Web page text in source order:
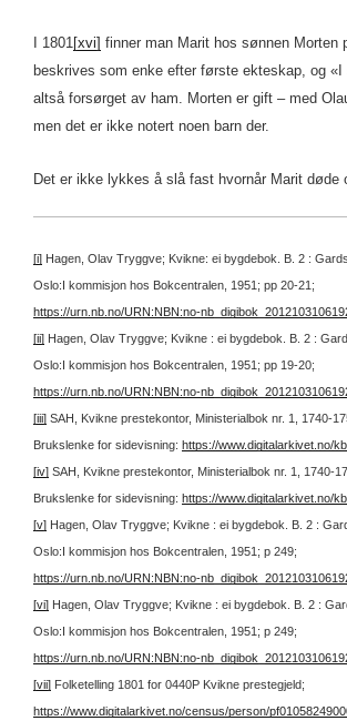
I 1801[xvi] finner man Marit hos sønnen Morten
beskrives som enke efter første ekteskap, og «I
altså forsørget av ham. Morten er gift – med
men det er ikke notert noen barn der.
Det er ikke lykkes å slå fast hvornår Marit døde
[i] Hagen, Olav Tryggve; Kvikne: ei bygdebok. B. 2 :
Oslo:I kommisjon hos Bokcentralen, 1951; pp 20-21;
https://urn.nb.no/URN:NBN:no-
[ii] Hagen, Olav Tryggve; Kvikne : ei bygdebok. B. 2 :
Oslo:I kommisjon hos Bokcentralen, 1951; pp 19-20;
https://urn.nb.no/URN:NBN:no-
[iii] SAH, Kvikne prestekontor, Ministerialbok nr. 1, 1740-
Brukslenke for sidevisning: https://www.digitalarkivet.no/
[iv] SAH, Kvikne prestekontor, Ministerialbok nr. 1, 1740-
Brukslenke for sidevisning: https://www.digitalarkivet.no/
[v] Hagen, Olav Tryggve; Kvikne : ei bygdebok. B. 2 :
Oslo:I kommisjon hos Bokcentralen, 1951; p 249;
https://urn.nb.no/URN:NBN:no-
[vi] Hagen, Olav Tryggve; Kvikne : ei bygdebok. B. 2 :
Oslo:I kommisjon hos Bokcentralen, 1951; p 249;
https://urn.nb.no/URN:NBN:no-
[vii] Folketelling 1801 for 0440P Kvikne prestegjeld;
https://www.digitalarkivet.no/census/person/